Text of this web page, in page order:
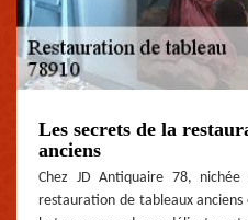
Les secrets de la
anciens
Chez JD Antiquaire 78,
restauration de tableaux